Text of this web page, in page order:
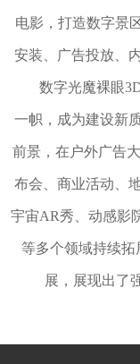
电影，打造数字景
安装、广告投放、
数字光魔裸眼
一帜，成为建设新
前景，在户外广告
布会、商业活动、
宇宙AR秀、动感影
等多个领域持续
展，展现出了